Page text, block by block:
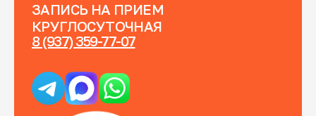
ЗАПИСЬ НА ПРИЕМ
КРУГЛОСУТОЧНАЯ
8 (937) 359-77-07